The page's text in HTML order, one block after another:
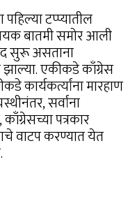
टप्प्यातील
बातमी समोर आली
सुरू असताना
झाल्या. एकीकडे काँग्रेस
कार्यकर्त्यांना मारहाण
सर्वांना
पत्रकार
वाटप करण्यात येत